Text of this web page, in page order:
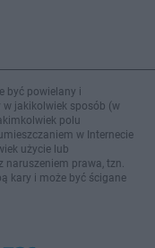
być powielany i
jakikolwiek sposób (w
polu
w Internecie
użycie lub
naruszeniem prawa, tzn.
kary i może być ścigane